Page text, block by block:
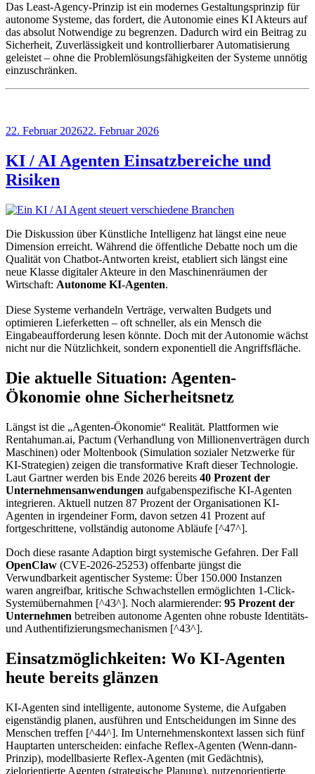
Das Least-Agency-Prinzip ist ein modernes Gestaltungsprinzip für
autonome Systeme, das fordert, die Autonomie eines KI Akteurs auf
das absolut Notwendige zu begrenzen. Dadurch wird ein Beitrag zu
Sicherheit, Zuverlässigkeit und kontrollierbarer Automatisierung
geleistet – ohne die Problemlösungsfähigkeiten der Systeme unnötig
einzuschränken.
Veröffentlicht
22. Februar 202622. Februar 2026
KI / AI Agenten Einsatzbereiche und
Risiken
Die Diskussion über Künstliche Intelligenz hat längst eine neue
Dimension erreicht. Während die öffentliche Debatte noch um die
Qualität von Chatbot-Antworten kreist, etabliert sich längst eine
neue Klasse digitaler Akteure in den Maschinenräumen der
Wirtschaft: Autonome KI-Agenten.
Diese Systeme verhandeln Verträge, verwalten Budgets und
optimieren Lieferketten – oft schneller, als ein Mensch die
Eingabeaufforderung lesen könnte. Doch mit der Autonomie wächst
nicht nur die Nützlichkeit, sondern exponentiell die Angriffsfläche.
Die aktuelle Situation: Agenten-
Ökonomie ohne Sicherheitsnetz
Längst ist die „Agenten-Ökonomie“ Realität. Plattformen wie
Rentahuman.ai, Pactum (Verhandlung von Millionenverträgen durch
Maschinen) oder Moltenbook (Simulation sozialer Netzwerke für
KI-Strategien) zeigen die transformative Kraft dieser Technologie.
Laut Gartner werden bis Ende 2026 bereits 40 Prozent der
Unternehmensanwendungen aufgabenspezifische KI-Agenten
integrieren. Aktuell nutzen 87 Prozent der Organisationen KI-
Agenten in irgendeiner Form, davon setzen 41 Prozent auf
fortgeschrittene, vollständig autonome Abläufe [^47^].
Doch diese rasante Adaption birgt systemische Gefahren. Der Fall
OpenClaw (CVE-2026-25253) offenbarte jüngst die
Verwundbarkeit agentischer Systeme: Über 150.000 Instanzen
waren angreifbar, kritische Schwachstellen ermöglichten 1-Click-
Systemübernahmen [^43^]. Noch alarmierender: 95 Prozent der
Unternehmen betreiben autonome Agenten ohne robuste Identitäts-
und Authentifizierungsmechanismen [^43^].
Einsatzmöglichkeiten: Wo KI-Agenten
heute bereits glänzen
KI-Agenten sind intelligente, autonome Systeme, die Aufgaben
eigenständig planen, ausführen und Entscheidungen im Sinne des
Menschen treffen [^44^]. Im Unternehmenskontext lassen sich fünf
Hauptarten unterscheiden: einfache Reflex-Agenten (Wenn-dann-
Prinzip), modellbasierte Reflex-Agenten (mit Gedächtnis),
zielorientierte Agenten (strategische Planung), nutzenorientierte